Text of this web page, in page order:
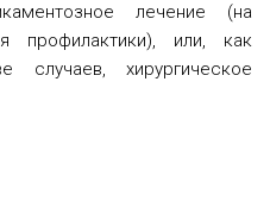
лечение (на
профилактики), или, как
случаев, хирургическое